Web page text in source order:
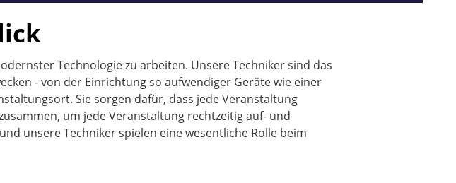
Technologie zu arbeiten. Unsere Techniker sind das
- von der Einrichtung so aufwendiger Geräte wie einer
Sie sorgen dafür, dass jede Veranstaltung
um jede Veranstaltung rechtzeitig auf- und
unsere Techniker spielen eine wesentliche Rolle beim